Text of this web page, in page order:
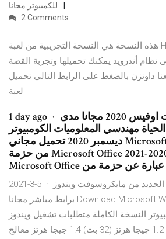
للكمبيوتر مجانا
2 Comments
هذه النسخة هي النسخة التجريبية من لعبة Hello Nirghbor، النسخة
نظام أندرويد يمكنك تحميلها وتجربة القصة
داونزن بالضغط على الرابط التالي تحميل
لعبة
1 day ago · تحميل مايكروسوفت اوفيس 2020 مجانا مدى
الحياة مهندسي المعلوميات الكومبيوتر Computer 14
ديسمبر 2020 تحميل مجاني Microsoft Office أحدث إصدار
من حزمة Microsoft Office 2021-2020 للكمبيوتر ،
Microsoft Office عبارة عن حزمة من
2021-3-5 · نقدم تحميل ويندوز 11 الجديد من مايكروسوفت ويندوز
برابط مباشر مجانا Download Microsoft Windows 11 ISO طريقة
ويندوز 12 للكمبيوتر النسخة الكاملة متطلبات تشغيل ويندوز
11 معالج أحادي النواة 1.2 جيجا هرتز (32 بت) 1.4 جيجا هرتز معالج